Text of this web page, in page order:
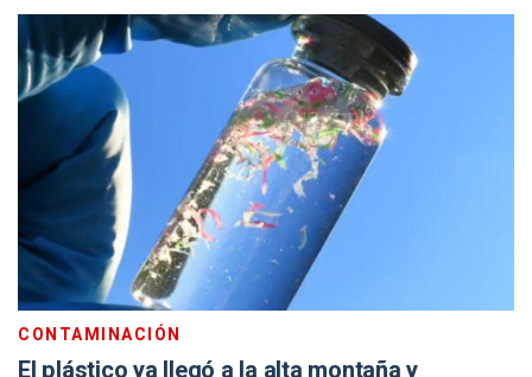
CONTAMINACIÓN